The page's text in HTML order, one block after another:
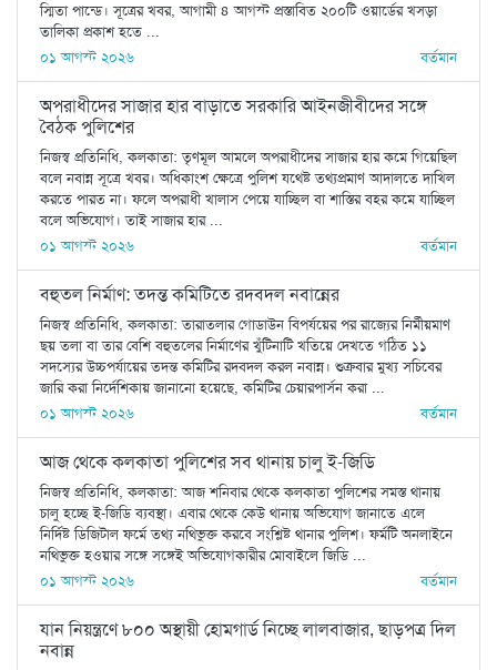
স্মিতা পান্ডে। সূত্রের খবর, আগামী ৪ আগস্ট প্রস্তাবিত ২০০টি ওয়ার্ডের খসড়া
তালিকা প্রকাশ হতে ...
০১ আগস্ট ২০২৬
বর্তমান
অপরাধীদের সাজার হার বাড়াতে সরকারি আইনজীবীদের সঙ্গে
বৈঠক পুলিশের
নিজস্ব প্রতিনিধি, কলকাতা: তৃণমূল আমলে অপরাধীদের সাজার হার কমে গিয়েছিল
বলে নবান্ন সূত্রে খবর। অধিকাংশ ক্ষেত্রে পুলিশ যথেষ্ট তথ্যপ্রমাণ আদালতে দাখিল
করতে পারত না। ফলে অপরাধী খালাস পেয়ে যাচ্ছিল বা শাস্তির বহর কমে যাচ্ছিল
বলে অভিযোগ। তাই সাজার হার ...
০১ আগস্ট ২০২৬
বর্তমান
বহুতল নির্মাণ: তদন্ত কমিটিতে রদবদল নবান্নের
নিজস্ব প্রতিনিধি, কলকাতা: তারাতলার গোডাউন বিপর্যয়ের পর রাজ্যের নির্মীয়মাণ
ছয় তলা বা তার বেশি বহুতলের নির্মাণের খুঁটিনাটি খতিয়ে দেখতে গঠিত ১১
সদস্যের উচ্চপর্যায়ের তদন্ত কমিটির রদবদল করল নবান্ন। শুক্রবার মুখ্য সচিবের
জারি করা নির্দেশিকায় জানানো হয়েছে, কমিটির চেয়ারপার্সন করা ...
০১ আগস্ট ২০২৬
বর্তমান
আজ থেকে কলকাতা পুলিশের সব থানায় চালু ই-জিডি
নিজস্ব প্রতিনিধি, কলকাতা: আজ শনিবার থেকে কলকাতা পুলিশের সমস্ত থানায়
চালু হচ্ছে ই-জিডি ব্যবস্থা। এবার থেকে কেউ থানায় অভিযোগ জানাতে এলে
নির্দিষ্ট ডিজিটাল ফর্মে তথ্য নথিভুক্ত করবে সংশ্লিষ্ট থানার পুলিশ। ফর্মটি অনলাইনে
নথিভুক্ত হওয়ার সঙ্গে সঙ্গেই অভিযোগকারীর মোবাইলে জিডি ...
০১ আগস্ট ২০২৬
বর্তমান
যান নিয়ন্ত্রণে ৮০০ অস্থায়ী হোমগার্ড নিচ্ছে লালবাজার, ছাড়পত্র দিল
নবান্ন